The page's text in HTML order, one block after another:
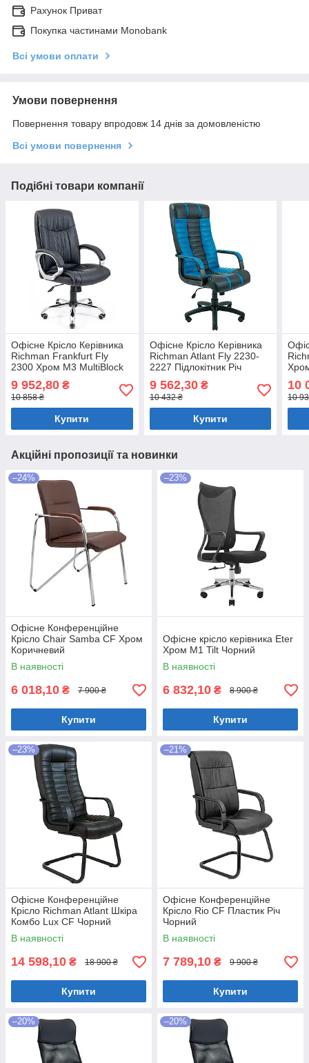
Рахунок Приват
Покупка частинами Monobank
Всі умови оплати
Умови повернення
Повернення товару впродовж 14 днів за домовленістю
Всі умови повернення
Подібні товари компанії
Офісне Крісло Керівника
Richman Frankfurt Fly
2300 Хром М3 MultiBlock
Чорний
9 952,80 ₴
10 858 ₴
Купити
Офісне Крісло Керівника
Richman Atlant Fly 2230-
2227 Підлокітник Річ
Пластік М3 MultiBlock
Чорно-синій
9 562,30₴
10 432 ₴
Купити
10
10
Акційні пропозиції та новинки
–24%
Офісне Конференційне
Крісло Chair Samba CF Хром
Коричневий
В наявності
6 018,10 ₴ 7 900 ₴
Купити
–23%
Офісне крісло керівника Eter
Хром M1 Tilt Чорний
В наявності
6 832,10 ₴ 8 900 ₴
Купити
–23%
Офісне Конференційне
Крісло Richman Atlant Шкіра
Комбо Lux CF Чорний
В наявності
14 598,10 ₴ 18 900 ₴
Купити
–21%
Офісне Конференційне
Крісло Rio CF Пластик Річ
Чорний
В наявності
7 789,10 ₴ 9 900 ₴
Купити
–20% –20%